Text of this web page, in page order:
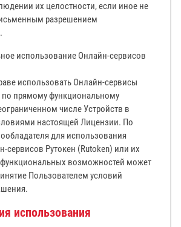
их целостности, если иное не
разрешением
использование Онлайн-сервисов
использовать Онлайн-сервисы
по прямому функциональному
числе Устройств в
настоящей Лицензии. По
для использования
сервисов Рутокен (Rutoken) или их
возможностей может
Пользователем условий
использования